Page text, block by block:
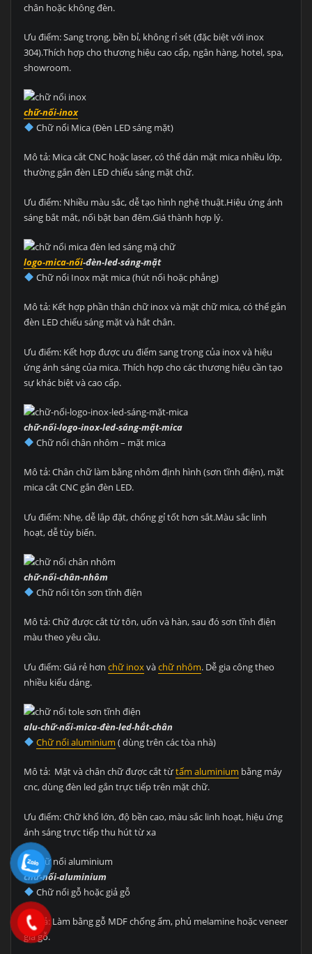
chân hoặc không đèn.
Ưu điểm: Sang trọng, bền bỉ, không rỉ sét (đặc biệt với inox
304).Thích hợp cho thương hiệu cao cấp, ngân hàng, hotel, spa,
showroom.
chữ-nổi-inox
Chữ nổi Mica (Đèn LED sáng mặt)
Mô tả: Mica cắt CNC hoặc laser, có thể dán mặt mica nhiều lớp,
thường gắn đèn LED chiếu sáng mặt chữ.
Ưu điểm: Nhiều màu sắc, dễ tạo hình nghệ thuật.Hiệu ứng ánh
sáng bắt mắt, nổi bật ban đêm.Giá thành hợp lý.
logo-mica-nổi-đèn-led-sáng-mặt
Chữ nổi Inox mặt mica (hút nổi hoặc phẳng)
Mô tả: Kết hợp phần thân chữ inox và mặt chữ mica, có thể gắn
đèn LED chiếu sáng mặt và hắt chân.
Ưu điểm: Kết hợp được ưu điểm sang trọng của inox và hiệu
ứng ánh sáng của mica. Thích hợp cho các thương hiệu cần tạo
sự khác biệt và cao cấp.
chữ-nổi-logo-inox-led-sáng-mặt-mica
Chữ nổi chân nhôm – mặt mica
Mô tả: Chân chữ làm bằng nhôm định hình (sơn tĩnh điện), mặt
mica cắt CNC gắn đèn LED.
Ưu điểm: Nhẹ, dễ lắp đặt, chống gỉ tốt hơn sắt.Màu sắc linh
hoạt, dễ tùy biến.
chữ-nổi-chân-nhôm
Chữ nổi tôn sơn tĩnh điện
Mô tả: Chữ được cắt từ tôn, uốn và hàn, sau đó sơn tĩnh điện
màu theo yêu cầu.
Ưu điểm: Giá rẻ hơn chữ inoxvàchữ nhôm. Dễ gia công theo
nhiều kiểu dáng.
alu-chữ-nổi-mica-đèn-led-hắt-chân
Chữ nổi aluminium ( dùng trên các tòa nhà)
Mô tả: Mặt và chân chữ được cắt từtấm aluminium bằng máy
cnc, dùng đèn led gắn trực tiếp trên mặt chữ.
Ưu điểm: Chữ khổ lớn, độ bền cao, màu sắc linh hoạt, hiệu ứng
ánh sáng trực tiếp thu hút từ xa
chữ-nổi-aluminium
Chữ nổi gỗ hoặc giả gỗ
Mô tả: Làm bằng gỗ MDF chống ẩm, phủ melamine hoặc veneer
giả gỗ.